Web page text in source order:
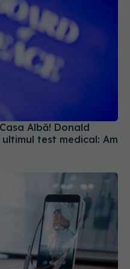
Albă! Donald
test medical: Am